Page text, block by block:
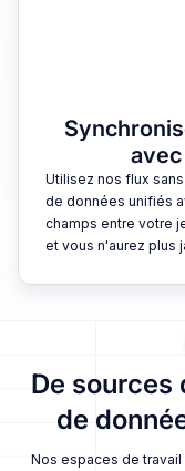
Utilisez nos flux
de données unifiés
champs entre votre
et vous n'aurez plus
De sources
de
Nos espaces de